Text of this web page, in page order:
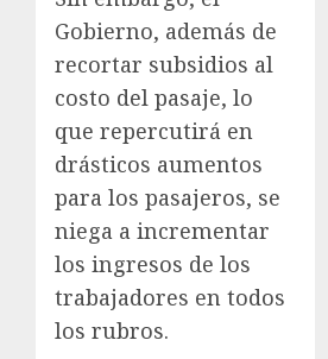
Gobierno, además de
recortar subsidios al
costo del pasaje, lo
que repercutirá en
drásticos aumentos
para los pasajeros, se
niega a incrementar
los ingresos de los
trabajadores en todos
los rubros.